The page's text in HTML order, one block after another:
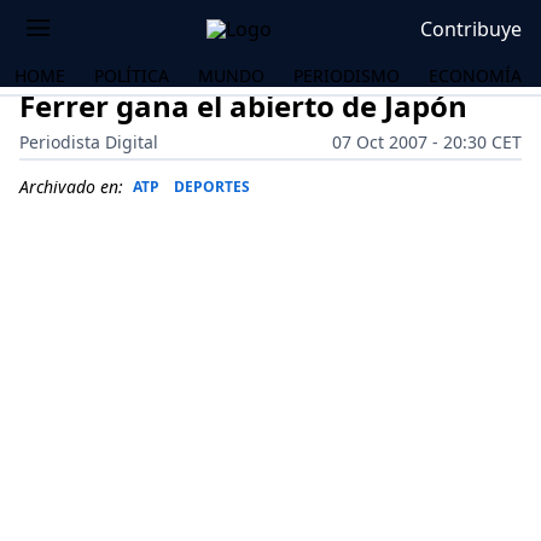
Contribuye
HOME POLÍTICA MUNDO PERIODISMO ECONOMÍA
Ferrer gana el abierto de Japón
Periodista Digital
07 Oct 2007 - 20:30 CET
Archivado en: ATP DEPORTES